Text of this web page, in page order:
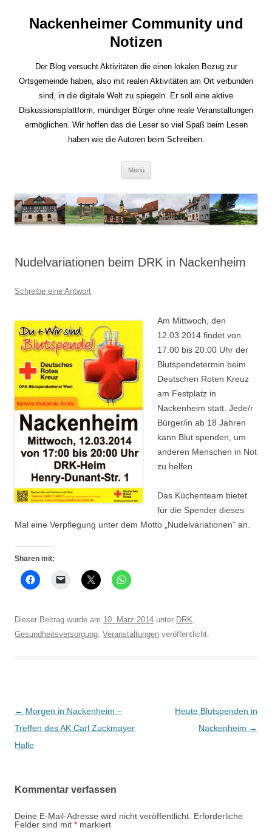
Nackenheimer Community und
Notizen
Der Blog versucht Aktivitäten die einen lokalen Bezug zur
Ortsgemeinde haben, also mit realen Aktivitäten am Ort verbunden
sind, in die digitale Welt zu spiegeln. Er soll eine aktive
Diskussionsplattform, mündiger Bürger ohne reale Veranstaltungen
ermöglichen. Wir hoffen das die Leser so viel Spaß beim Lesen
haben wie die Autoren beim Schreiben.
Menü
Nudelvariationen beim DRK in Nackenheim
Schreibe eine Antwort
Am Mittwoch, den
12.03.2014 findet von
17.00 bis 20.00 Uhr der
Blutspendetermin beim
Deutschen Roten Kreuz
am Festplatz in
Nackenheim statt. Jede/r
Bürger/in ab 18 Jahren
kann Blut spenden, um
anderen Menschen in Not
zu helfen.
Das Küchenteam bietet
für die Spender dieses
Mal eine Verpflegung unter dem Motto „Nudelvariationen“ an.
Sharen mit:
Dieser Beitrag wurde am 10. März 2014 unter DRK,
Gesundheitsversorgung, Veranstaltungen veröffentlicht.
Beitrags-
Navigation
← Morgen in Nackenheim –
Treffen des AK Carl Zuckmayer
Halle
Heute Blutspenden in
Nackenheim →
Kommentar verfassen
Deine E-Mail-Adresse wird nicht veröffentlicht. Erforderliche
Felder sind mit * markiert